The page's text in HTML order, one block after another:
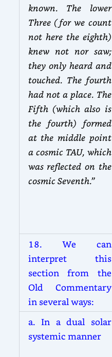
known. The lower
Three (for we count
not here the eighth)
knew not nor saw;
they only heard and
touched. The fourth
had not a place. The
Fifth (which also is
the fourth) formed
at the middle point
a cosmic TAU, which
was reflected on the
cosmic Seventh.”
18. We can
interpret this
section from the
Old Commentary
in several ways:
a. In a dual solar
systemic manner